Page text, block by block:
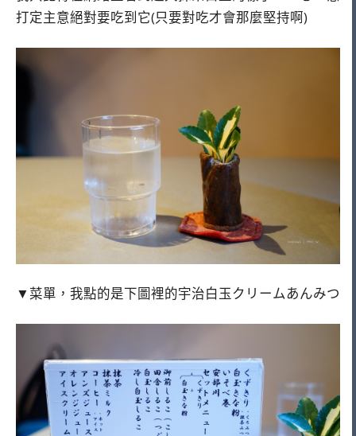
打定主意絕對要吃到它(只要對吃才會那麼堅持啊)
▼菜單，我點的是下圖裡的宇治白玉クリームあんみつ